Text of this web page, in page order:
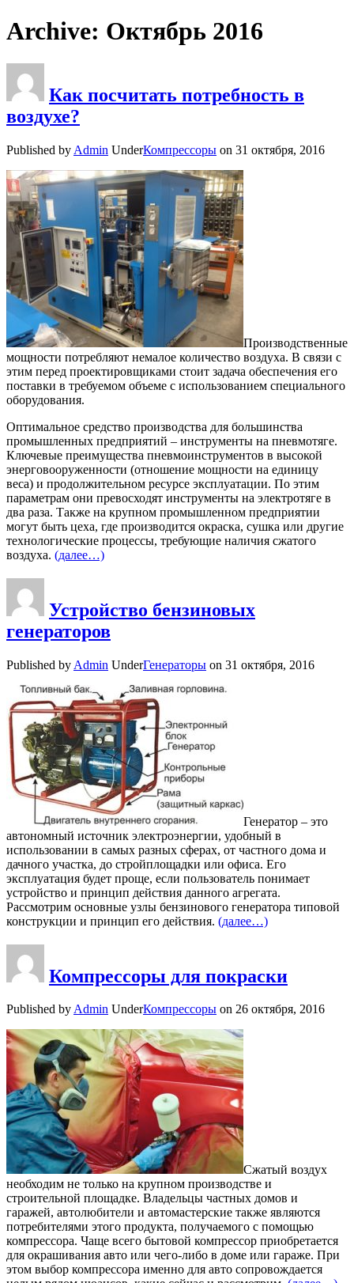
Archive: Октябрь 2016
Как посчитать потребность в
воздухе?
Published by Admin UnderКомпрессоры on 31 октября, 2016
Производственные
мощности потребляют немалое количество воздуха. В связи с
этим перед проектировщиками стоит задача обеспечения его
поставки в требуемом объеме с использованием специального
оборудования.
Оптимальное средство производства для большинства
промышленных предприятий – инструменты на пневмотяге.
Ключевые преимущества пневмоинструментов в высокой
энерговооруженности (отношение мощности на единицу
веса) и продолжительном ресурсе эксплуатации. По этим
параметрам они превосходят инструменты на электротяге в
два раза. Также на крупном промышленном предприятии
могут быть цеха, где производится окраска, сушка или другие
технологические процессы, требующие наличия сжатого
воздуха. (далее…)
Устройство бензиновых
генераторов
Published by Admin UnderГенераторы on 31 октября, 2016
Генератор – это
автономный источник электроэнергии, удобный в
использовании в самых разных сферах, от частного дома и
дачного участка, до стройплощадки или офиса. Его
эксплуатация будет проще, если пользователь понимает
устройство и принцип действия данного агрегата.
Рассмотрим основные узлы бензинового генератора типовой
конструкции и принцип его действия. (далее…)
Компрессоры для покраски
Published byAdmin UnderКомпрессоры on 26 октября, 2016
Сжатый воздух
необходим не только на крупном производстве и
строительной площадке. Владельцы частных домов и
гаражей, автолюбители и автомастерские также являются
потребителями этого продукта, получаемого с помощью
компрессора. Чаще всего бытовой компрессор приобретается
для окрашивания авто или чего-либо в доме или гараже. При
этом выбор компрессора именно для авто сопровождается